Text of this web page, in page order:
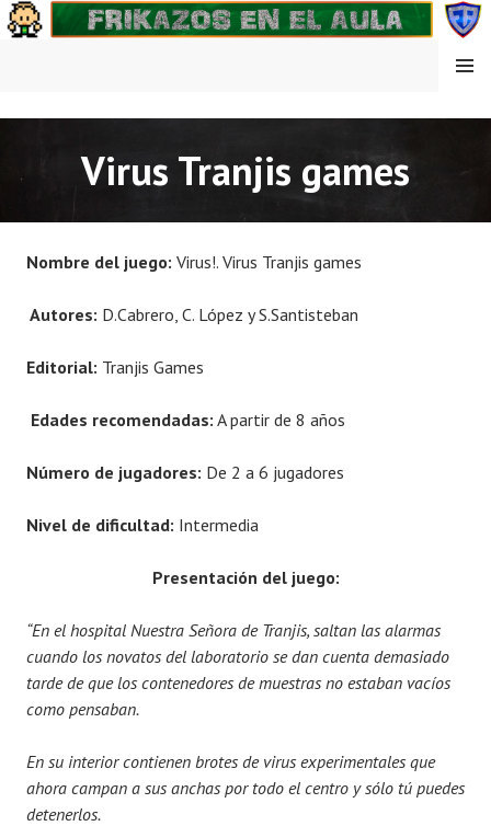
Saltar
al
FRIKAZOS EN EL AULA
MENÚ
Virus Tranjis games
Nombre del juego: Virus!. Virus Tranjis games
Autores: D.Cabrero, C. López y S.Santisteban
Editorial: Tranjis Games
Edades recomendadas: A partir de 8 años
Número de jugadores: De 2 a 6 jugadores
Nivel de dificultad: Intermedia
Presentación del juego:
“En el hospital Nuestra Señora de Tranjis, saltan las alarmas
cuando los novatos del laboratorio se dan cuenta demasiado
tarde de que los contenedores de muestras no estaban vacíos
como pensaban.
En su interior contienen brotes de virus experimentales que
ahora campan a sus anchas por todo el centro y sólo tú puedes
detenerlos.